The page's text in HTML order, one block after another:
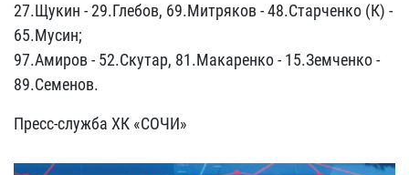
27.Щукин - 29.Глебов, 69.Митряков - 48.Старченко (К) -
65.Мусин;
97.Амиров - 52.Скутар, 81.Макаренко - 15.Земченко -
89.Семенов.
Пресс-служба ХК «СОЧИ»